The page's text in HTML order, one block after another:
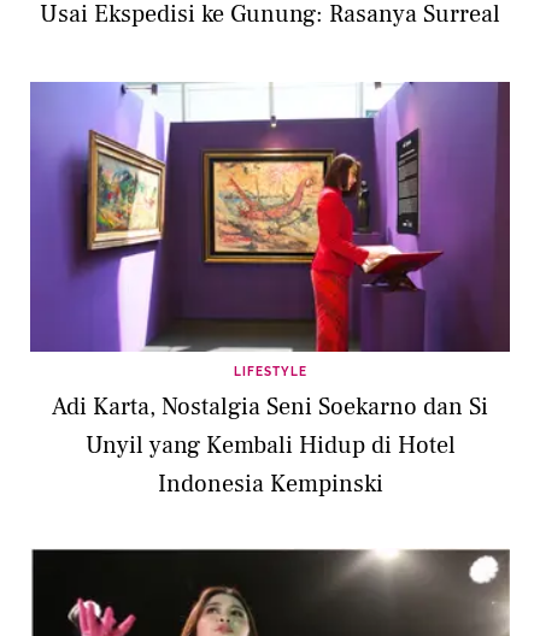
Usai Ekspedisi ke Gunung: Rasanya Surreal
LIFESTYLE
Adi Karta, Nostalgia Seni Soekarno dan Si
Unyil yang Kembali Hidup di Hotel
Indonesia Kempinski